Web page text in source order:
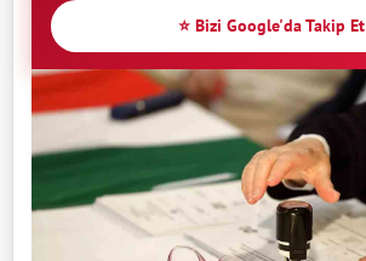
⭐ Bizi Google'da Takip Et